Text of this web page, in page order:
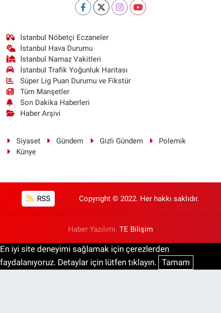
İstanbul Nöbetçi Eczaneler
İstanbul Hava Durumu
İstanbul Namaz Vakitleri
İstanbul Trafik Yoğunluk Haritası
Süper Lig Puan Durumu ve Fikstür
Tüm Manşetler
Son Dakika Haberleri
Haber Arşivi
Siyaset Gündem Gizli Gündem
Polemik
Künye
RSS Copyright © 2022. Her hakkı saklıdır.
Haber Yazılımı: TE Bilişim
En iyi site deneyimi sağlamak için çerezlerden
faydalanıyoruz. Detaylar için lütfen tıklayın. Tamam